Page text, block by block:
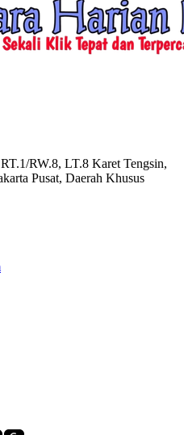
RW.8, LT.8 Karet Tengsin,
Pusat, Daerah Khusus